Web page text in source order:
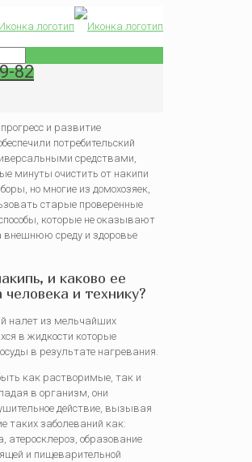
82
как отмыть накипь с
это те записи, которые
и развитие
потребительский
средствами,
минуты очистить от накипи
но многие из домохозяек,
старые проверенные
которые не оказывают
внешнюю среду и здоровье
и каково ее
человека и технику?
налет из мельчайших
в жидкости которые
в результате нагревания.
как растворимые, так и
в организм, они
действие, вызывая
таких заболеваний как:
атеросклероз, образование
и пищеварительной